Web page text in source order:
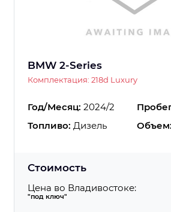
BMW 2-Series
Комплектация: 218d Luxury
Год/Месяц: 2024/2
Топливо: Дизель Объем:
Стоимость
Цена во Владивостоке:
"под ключ"